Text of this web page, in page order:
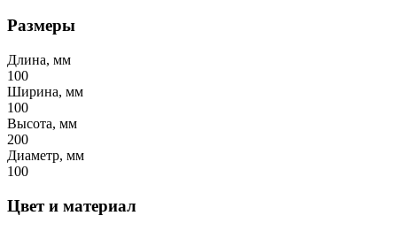
Размеры
Длина, мм
100
Ширина, мм
100
Высота, мм
200
Диаметр, мм
100
Цвет и материал